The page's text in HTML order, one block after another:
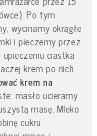
Po tym
wycinamy okrągłe
i pieczemy przez
ciastka
krem po nich
krem na
masło ucieramy
masę. Mleko
cukru